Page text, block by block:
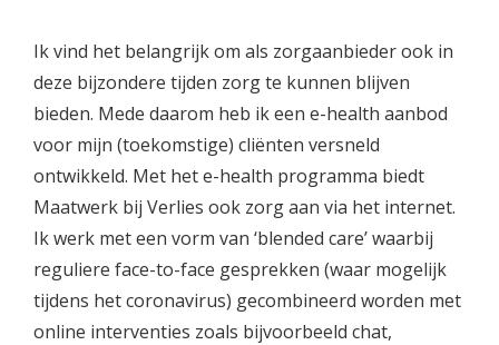
Ik vind het belangrijk om als zorgaanbieder ook in
deze bijzondere tijden zorg te kunnen blijven
bieden. Mede daarom heb ik een e-health aanbod
voor mijn (toekomstige) cliënten versneld
ontwikkeld. Met het e-health programma biedt
Maatwerk bij Verlies ook zorg aan via het internet.
Ik werk met een vorm van ‘blended care’ waarbij
reguliere face-to-face gesprekken (waar mogelijk
tijdens het coronavirus) gecombineerd worden met
online interventies zoals bijvoorbeeld chat,